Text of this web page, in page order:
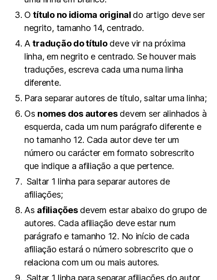
Otítulo no idioma original do artigo deve ser
negrito, tamanho 14, centrado.
Atradução do títulodeve vir na próxima
linha, em negrito e centrado. Se houver mais
traduções, escreva cada uma numa linha
diferente.
Para separar autores de título, saltar uma linha;
Os nomes dos autoresdevem ser alinhados à
esquerda, cada um num parágrafo diferente e
no tamanho 12. Cada autor deve ter um
número ou carácter em formato sobrescrito
que indique a afiliação a que pertence.
Saltar 1 linha para separar autores de
afiliações;
As afiliaçõesdevem estar abaixo do grupo de
autores. Cada afiliação deve estar num
parágrafo e tamanho 12. No início de cada
afiliação estará o número sobrescrito que o
relaciona com um ou mais autores.
Saltar 1 linha para separar afiliações do autor